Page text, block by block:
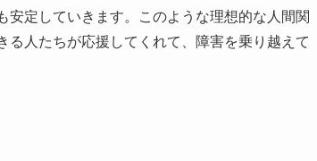
定していきます。このような理想的な人間関
人たちが応援してくれて、障害を乗り越えて